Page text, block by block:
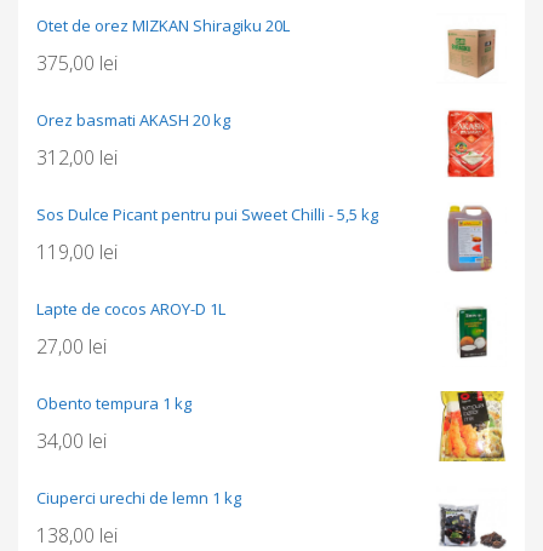
Otet de orez MIZKAN Shiragiku 20L
375,00 lei
Orez basmati AKASH 20 kg
312,00 lei
Sos Dulce Picant pentru pui Sweet Chilli - 5,5 kg
119,00 lei
Lapte de cocos AROY-D 1L
27,00 lei
Obento tempura 1 kg
34,00 lei
Ciuperci urechi de lemn 1 kg
138,00 lei